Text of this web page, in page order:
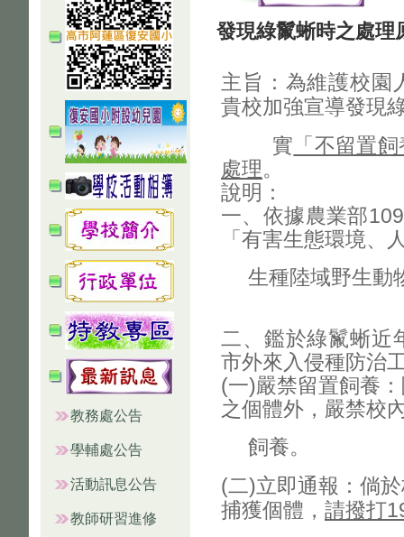
教務處公告
學輔處公告
活動訊息公告
教師研習進修
發現綠鬣蜥時之處理
主旨：為維護校園
貴校加強宣導發現
實 「不留置
處理。
說明：
一、依據農業部
「有害生態環境、
生種陸域野生動
二、鑑於綠鬣蜥近
市外來入侵種防治
(一)嚴禁留置飼養
之個體外，嚴禁校
飼養。
(二)立即通報：倘
捕獲個體， 請撥打